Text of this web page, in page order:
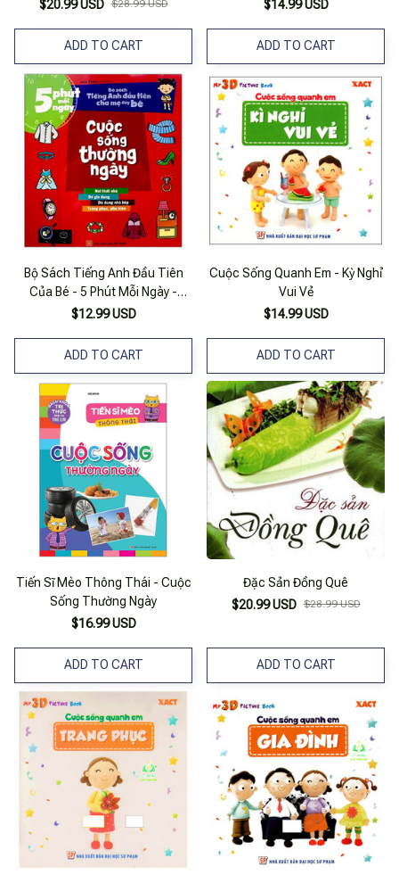
$20.99 USD $28.99 USD
ADD TO CART
$14.99 USD
ADD TO CART
Bộ Sách Tiếng Anh Đầu Tiên
Của Bé - 5 Phút Mỗi Ngày -
Cuộc Sống Thường Ngày
$12.99 USD
ADD TO CART
Cuộc Sống Quanh Em - Kỳ Nghỉ
Vui Vẻ
$14.99 USD
ADD TO CART
Tiến Sĩ Mèo Thông Thái - Cuộc
Sống Thường Ngày
$16.99 USD
ADD TO CART
Đặc Sản Đồng Quê
$20.99 USD $28.99 USD
ADD TO CART